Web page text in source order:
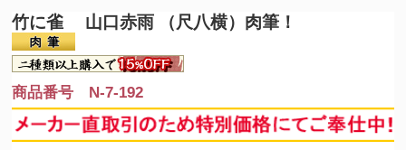
竹に雀 山口赤雨 （尺八横）肉筆！
商品番号 N-7-192